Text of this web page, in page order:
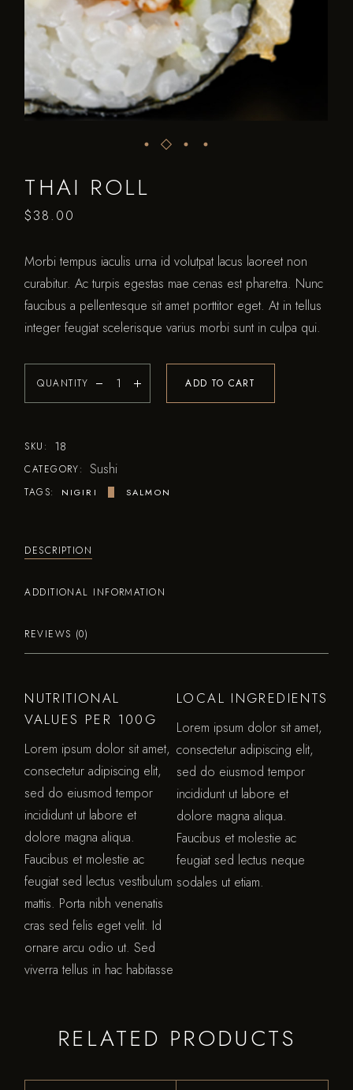
THAI ROLL
$38.00
Morbi tempus iaculis urna id volutpat lacus laoreet non
curabitur. Ac turpis egestas mae cenas est pharetra. Nunc
faucibus a pellentesque sit amet porttitor eget. At in tellus
integer feugiat scelerisque varius morbi sunt in culpa qui.
QUANTITY ADD TO CART
SKU: 18
CATEGORY: Sushi
TAGS: NIGIRI SALMON
DESCRIPTION
ADDITIONAL INFORMATION
REVIEWS (0)
NUTRITIONAL
VALUES PER 100G
Lorem ipsum dolor sit amet,
consectetur adipiscing elit,
sed do eiusmod tempor
incididunt ut labore et
dolore magna aliqua.
Faucibus et molestie ac
feugiat sed lectus vestibulum
mattis. Porta nibh venenatis
cras sed felis eget velit. Id
ornare arcu odio ut. Sed
viverra tellus in hac habitasse
LOCAL INGREDIENTS
Lorem ipsum dolor sit amet,
consectetur adipiscing elit,
sed do eiusmod tempor
incididunt ut labore et
dolore magna aliqua.
Faucibus et molestie ac
feugiat sed lectus neque
sodales ut etiam.
RELATED PRODUCTS